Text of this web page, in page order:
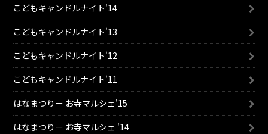
こどもキャンドルナイト'14
こどもキャンドルナイト'13
こどもキャンドルナイト'12
こどもキャンドルナイト'11
はなまつりー お寺マルシェ'15
はなまつりー お寺マルシェ '14